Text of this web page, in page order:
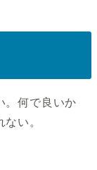
。何で良いか
い。